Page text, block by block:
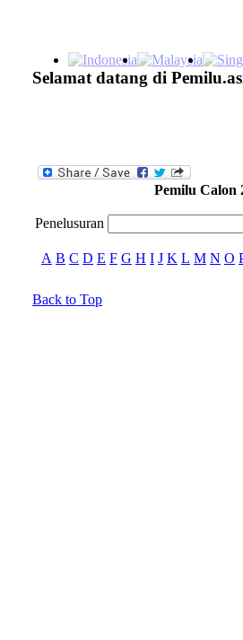
Selamat datang di
Pemilu Calon
Penelusuran
A B C D E F G H I J K L M N O
Back to Top